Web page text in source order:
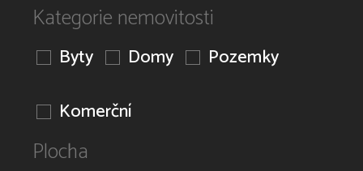
Kategorie nemovitosti
Byty Domy
Pozemky
Komerční
Plocha